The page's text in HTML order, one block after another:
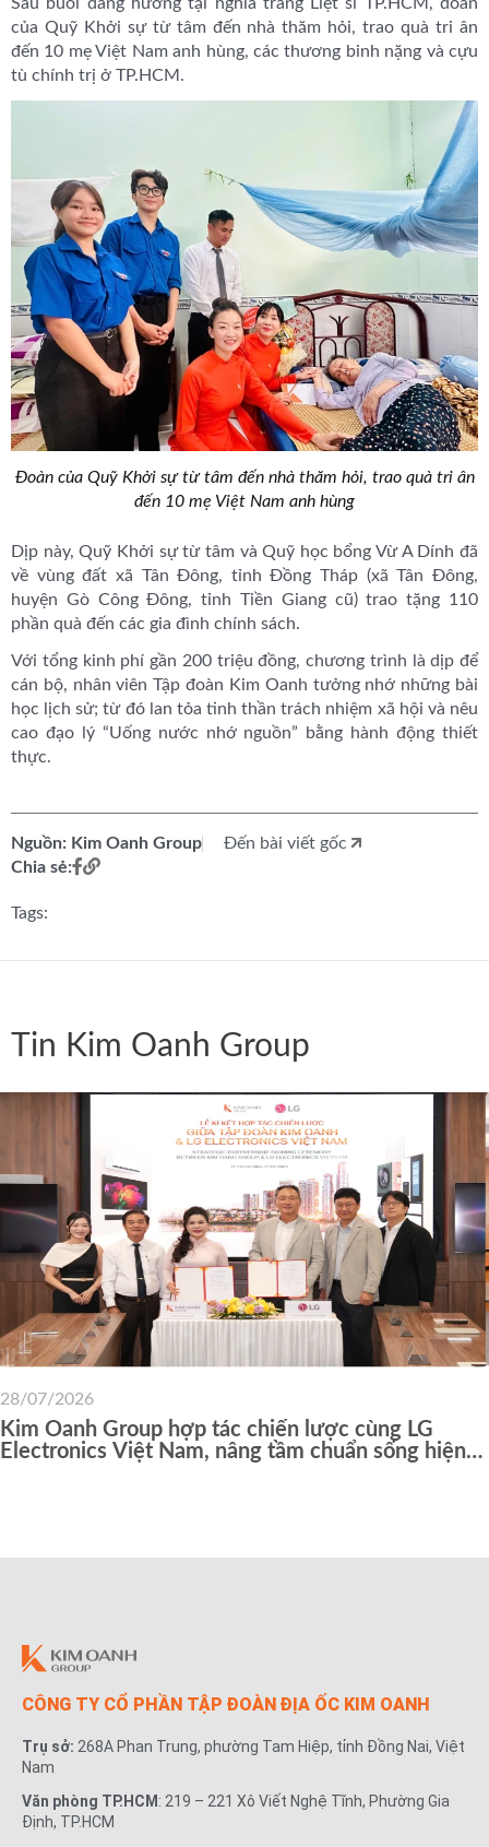
của Quỹ Khởi sự từ tâm đến nhà thăm hỏi, trao quà tri ân
đến 10 mẹ Việt Nam anh hùng, các thương binh nặng và cựu
tù chính trị ở TP.HCM.
Đoàn của Quỹ Khởi sự từ tâm đến nhà thăm hỏi, trao quà tri ân
đến 10 mẹ Việt Nam anh hùng
Dịp này,Quỹ Khởi sự từ tâm và Quỹ học bổng Vừ A Dính đã
về vùng đất xã Tân Đông, tỉnh Đồng Tháp (xã Tân Đông,
huyện Gò Công Đông, tỉnh Tiền Giang cũ) trao tặng 110
phần quà đến các gia đình chính sách.
Với tổng kinh phí gần 200 triệu đồng, chương trình là dịp để
cán bộ, nhân viên Tập đoàn Kim Oanh tưởng nhớ những bài
học lịch sử; từ đó lan tỏa tinh thần trách nhiệm xã hội và nêu
cao đạo lý “Uống nước nhớ nguồn” bằng hành động thiết
thực.
Nguồn: Kim Oanh Group
Đến bài viết gốc
Chia sẻ:
Tags:
Tin Kim Oanh Group
Kim Oanh Group hợp tác chiến lược cùng LG
Electronics Việt Nam, nâng tầm chuẩn sống hiện
28/07/2026
CÔNG TY CỔ PHẦN TẬP ĐOÀN ĐỊA ỐC KIM OANH
Trụ sở: 268A Phan Trung, phường Tam Hiệp, tỉnh Đồng Nai, Việt
Nam
Văn phòng TP.HCM : 219 – 221 Xô Viết Nghệ Tĩnh, Phường Gia
Định, TP.HCM